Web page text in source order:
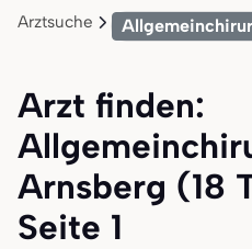
Arztsuche
Arzt finden:
Arnsberg (18
Seite 1